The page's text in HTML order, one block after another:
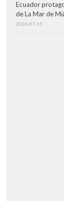
Ecuador
de La Mar de
2026-07-15